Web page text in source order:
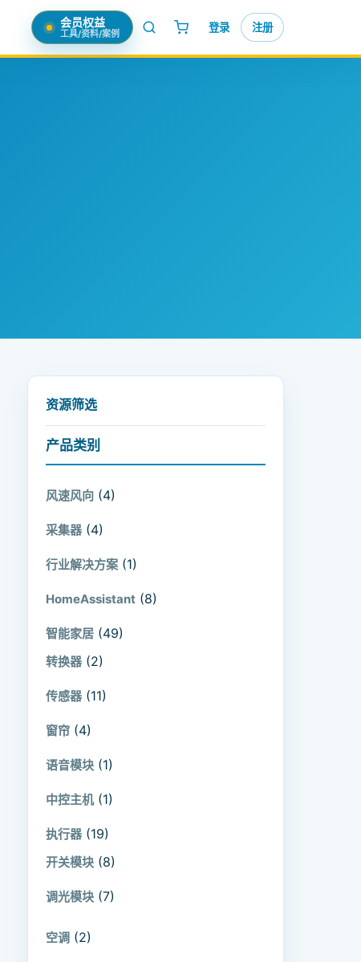
会员权益
工具/资料/案例 登录 注册
资源筛选
产品类别
风速风向 (4)
采集器 (4)
行业解决方案 (1)
HomeAssistant (8)
智能家居 (49)
转换器 (2)
传感器 (11)
窗帘 (4)
语音模块 (1)
中控主机 (1)
执行器 (19)
开关模块 (8)
调光模块 (7)
空调 (2)